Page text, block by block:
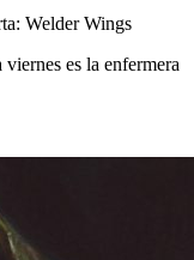
Welder Wings
es la enfermera